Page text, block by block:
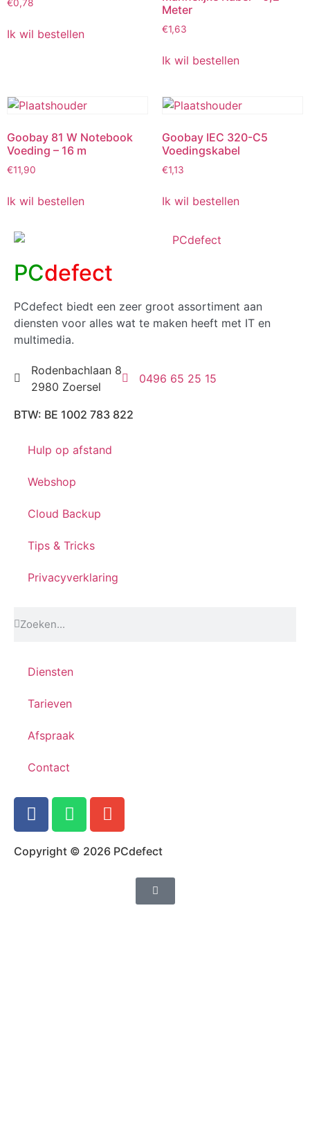
€0,78
Ik wil bestellen
Meter
€1,63
Ik wil bestellen
Goobay 81 W Notebook
Voeding – 16 m
€11,90
Ik wil bestellen
Goobay IEC 320-C5
Voedingskabel
€1,13
Ik wil bestellen
PCdefect
PCdefect biedt een zeer groot assortiment aan
diensten voor alles wat te maken heeft met IT en
multimedia.
Rodenbachlaan 8
2980 Zoersel
0496 65 25 15
BTW: BE 1002 783 822
Hulp op afstand
Webshop
Cloud Backup
Tips & Tricks
Privacyverklaring
Diensten
Tarieven
Afspraak
Contact
Copyright © 2026 PCdefect